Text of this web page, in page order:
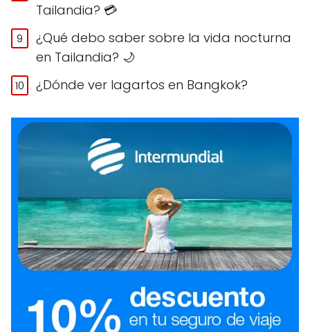
Tailandia? 💳
¿Qué debo saber sobre la vida nocturna
en Tailandia? 🌙
¿Dónde ver lagartos en Bangkok?